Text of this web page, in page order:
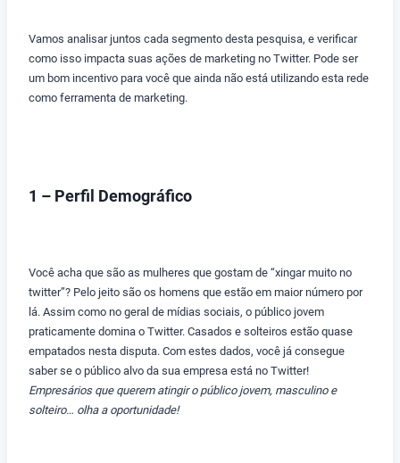
Vamos analisar juntos cada segmento desta pesquisa, e verificar
como isso impacta suas ações de marketing no Twitter. Pode ser
um bom incentivo para você que ainda não está utilizando esta rede
como ferramenta de marketing.
1 – Perfil Demográfico
Você acha que são as mulheres que gostam de “xingar muito no
twitter”? Pelo jeito são os homens que estão em maior número por
lá. Assim como no geral de mídias sociais, o público jovem
praticamente domina o Twitter. Casados e solteiros estão quase
empatados nesta disputa. Com estes dados, você já consegue
saber se o público alvo da sua empresa está no Twitter!
Empresários que querem atingir o público jovem, masculino e
solteiro… olha a oportunidade!